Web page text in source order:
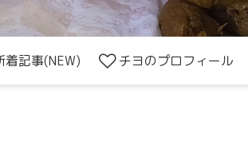
記事(NEW) チヨのプロフィール